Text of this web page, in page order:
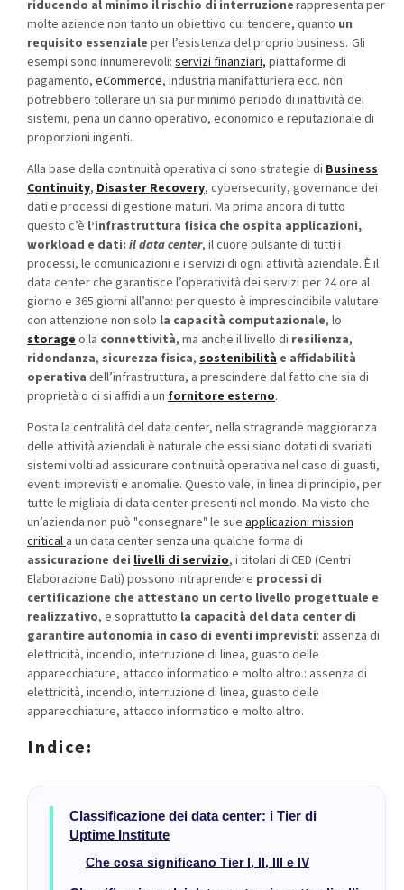
riducendo al minimo il rischio di interruzionerappresenta per
molte aziende non tanto un obiettivo cui tendere, quanto un
requisito essenziale per l’esistenza del proprio business. Gli
esempi sono innumerevoli: servizi finanziari, piattaforme di
pagamento, eCommerce, industria manifatturiera ecc. non
potrebbero tollerare un sia pur minimo periodo di inattività dei
sistemi, pena un danno operativo, economico e reputazionale di
proporzioni ingenti.
Alla base della continuità operativa ci sono strategie di Business
Continuity, Disaster Recovery, cybersecurity, governance dei
dati e processi di gestione maturi. Ma prima ancora di tutto
questo c’è l’infrastruttura fisica che ospita applicazioni,
workload e dati: il data center, il cuore pulsante di tutti i
processi, le comunicazioni e i servizi di ogni attività aziendale. È il
data center che garantisce l’operatività dei servizi per 24 ore al
giorno e 365 giorni all’anno: per questo è imprescindibile valutare
con attenzione non solo la capacità computazionale, lo
storage o la connettività, ma anche il livello di resilienza,
ridondanza, sicurezza fisica, sostenibilità e affidabilità
operativa dell’infrastruttura, a prescindere dal fatto che sia di
proprietà o ci si affidi a un fornitore esterno.
Posta la centralità del data center, nella stragrande maggioranza
delle attività aziendali è naturale che essi siano dotati di svariati
sistemi volti ad assicurare continuità operativa nel caso di guasti,
eventi imprevisti e anomalie. Questo vale, in linea di principio, per
tutte le migliaia di data center presenti nel mondo. Ma visto che
un’azienda non può "consegnare" le sue applicazioni mission
critical a un data center senza una qualche forma di
assicurazione dei livelli di servizio, i titolari di CED (Centri
Elaborazione Dati) possono intraprendere processi di
certificazione che attestano un certo livello progettuale e
realizzativo, e soprattutto la capacità del data center di
garantire autonomia in caso di eventi imprevisti: assenza di
elettricità, incendio, interruzione di linea, guasto delle
apparecchiature, attacco informatico e molto altro.: assenza di
elettricità, incendio, interruzione di linea, guasto delle
apparecchiature, attacco informatico e molto altro.
Indice:
Classificazione dei data center: i Tier di
Uptime Institute
Che cosa significano Tier I, II, III e IV